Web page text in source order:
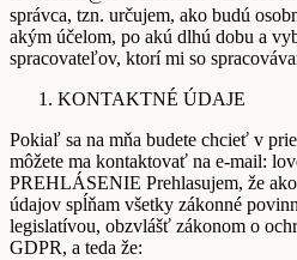
správca, tzn. určujem, ako budú
akým účelom, po akú dlhú dobu a
spracovateľov, ktorí mi so
KONTAKTNÉ ÚDAJE
Pokiaľ sa na mňa budete chcieť v
môžete ma kontaktovať na e-mail:
PREHLÁSENIE Prehlasujem, že
údajov spĺňam všetky zákonné
legislatívou, obzvlášť zákonom o
GDPR, a teda že: